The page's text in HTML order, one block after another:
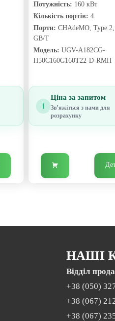
Потужність: 160 кВт
Кількість портів: 4
Порти: CHAdeMO, Type
GB/T
Модель: UGV-A182CG-
H50C160G160T22-D-RMH
i
Ціна за запитом
Звʼяжіться з нами для
розрахунку
НАШІ
Відділ
+38 (050)
+38 (067)
+38 (067)